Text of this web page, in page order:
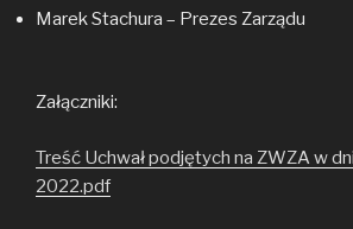
Marek Stachura – Prezes Zarządu
Załączniki:
Treść Uchwał podjętych na ZWZA w
2022.pdf